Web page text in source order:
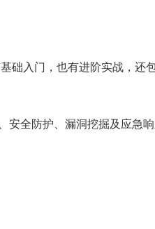
础入门，也有进阶实战，还
安全防护、漏洞挖掘及应急